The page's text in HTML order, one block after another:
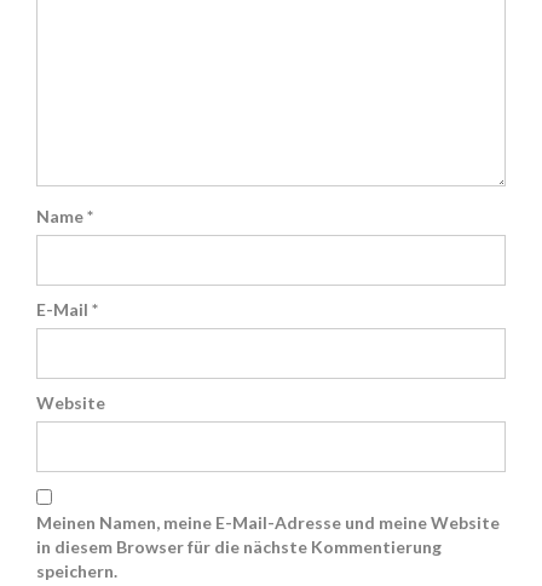
Name*
E-Mail *
Website
Meinen Namen, meine E-Mail-Adresse und meine Website
in diesem Browser für die nächste Kommentierung
speichern.